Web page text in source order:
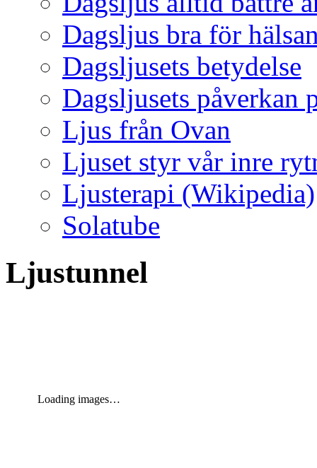
Dagsljus bra för
Dagsljusets betydelse
Dagsljusets påverkan
Ljus från Ovan
Ljuset styr vår inre
Ljusterapi (Wikipedia)
Solatube
Ljustunnel
Loading images…